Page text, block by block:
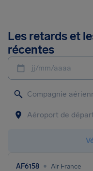
Les retards et
récentes
jj/mm/aaaa
AF6158 • Air France